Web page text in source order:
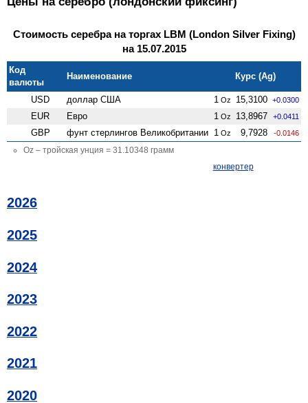
Стоимость серебра на торгах LBM (London Silver Fixing)
на 15.07.2015
Код
валюты
Наименование Курс (Ag)
USD доллар США 1 Oz 15,3100 +0.0300
EUR Евро 1 Oz 13,8967 +0.0411
GBP фунт стерлингов Велико­британии 1 Oz 9,7928 -0.0146
Oz – тройская унция = 31.10348 грамм
конвертер
2026
2025
2024
2023
2022
2021
2020